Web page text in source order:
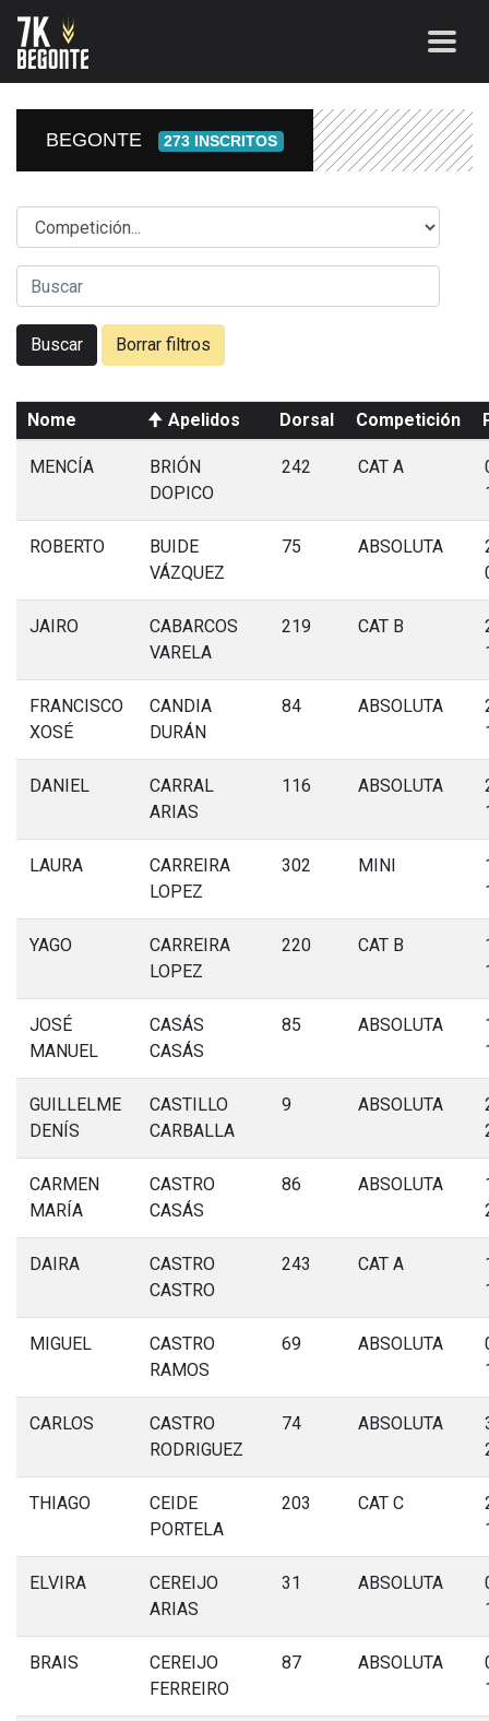
BEGONTE 273 INSCRITOS
Competicion
Nome Apelidos Dorsal Competición
MENCÍA
BRIÓN
DOPICO
242 CAT A
ROBERTO
BUIDE
VÁZQUEZ
75 ABSOLUTA
JAIRO
CABARCOS
VARELA
219 CAT B
FRANCISCO
XOSÉ
CANDIA
DURÁN
84 ABSOLUTA
DANIEL
CARRAL
ARIAS
116 ABSOLUTA
LAURA
CARREIRA
LOPEZ
302 MINI
YAGO
CARREIRA
LOPEZ
220 CAT B
JOSÉ
MANUEL
CASÁS
CASÁS
85 ABSOLUTA
GUILLELME
DENÍS
CASTILLO
CARBALLA
9 ABSOLUTA
CARMEN
MARÍA
CASTRO
CASÁS
86 ABSOLUTA
DAIRA
CASTRO
CASTRO
243 CAT A
MIGUEL
CASTRO
RAMOS
69 ABSOLUTA
CARLOS
CASTRO
RODRIGUEZ
74 ABSOLUTA
THIAGO
CEIDE
PORTELA
203 CAT C
ELVIRA
CEREIJO
ARIAS
31 ABSOLUTA
BRAIS
CEREIJO
FERREIRO
87 ABSOLUTA